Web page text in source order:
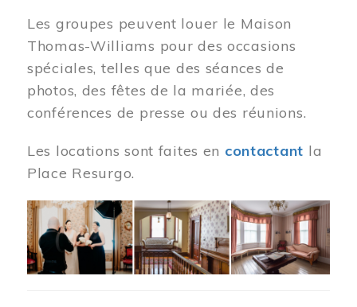
Les groupes peuvent louer le Maison
Thomas-Williams pour des occasions
spéciales, telles que des séances de
photos, des fêtes de la mariée, des
conférences de presse ou des réunions.
Les locations sont faites en contactant la
Place Resurgo.
Image